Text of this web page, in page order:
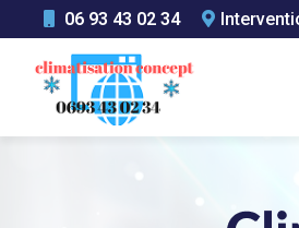
au
contenu
principal
06 93 43 02 34